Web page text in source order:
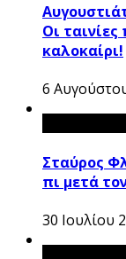
Οι
καλοκαίρι!
6
Σταύρος
πι μετά
30 Ιουλίου